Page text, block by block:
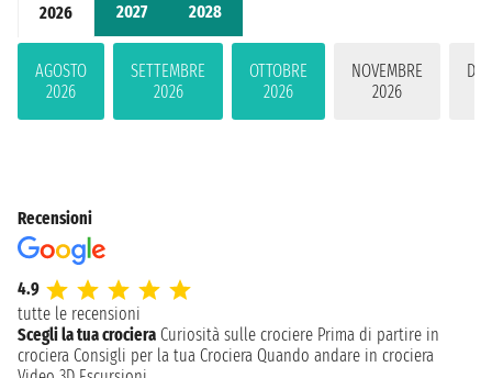
2026 2027 2028
AGOSTO
2026
SETTEMBRE
2026
OTTOBRE
2026
NOVEMBRE
2026
Recensioni
4.9
tutte le recensioni
Scegli la tua crociera Curiosità sulle crociere Prima di partire in
crociera Consigli per la tua Crociera Quando andare in crociera